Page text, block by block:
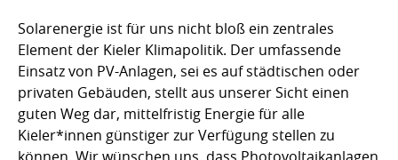
Solarenergie ist für uns nicht bloß ein zentrales
Element der Kieler Klimapolitik. Der umfassende
Einsatz von PV-Anlagen, sei es auf städtischen oder
privaten Gebäuden, stellt aus unserer Sicht einen
guten Weg dar, mittelfristig Energie für alle
Kieler*innen günstiger zur Verfügung stellen zu
können. Wir wünschen uns, dass Photovoltaikanlagen